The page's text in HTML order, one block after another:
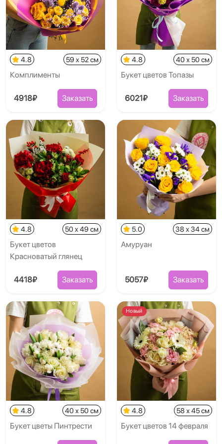
4.8 59 x 52 см
Комплименты
4918₽ Заказать
4.8 40 x 50 см
Букет цветов Топазы
6021₽ Заказать
4.8 50 x 49 см
Букет цветов
Красноватый глянец
4418₽ Заказать
5.0 38 x 34 см
Амуруан
5057₽ Заказать
4.8 40 x 50 см
Букет цветы Пинтрести
Новый
4.8 58 x 45 см
Букет цветов 14 февраля